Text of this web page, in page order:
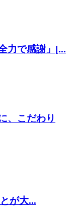
力で感謝」[...
、こだわり
が大...